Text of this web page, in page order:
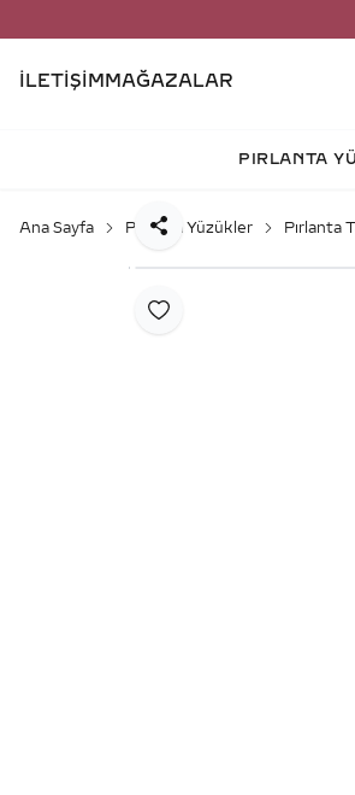
İLETIŞIM MAĞAZALAR
PIRLANTA
Ana Sayfa Pırlanta Yüzükler Pırlanta
Favoriye Ekle
Paylaş